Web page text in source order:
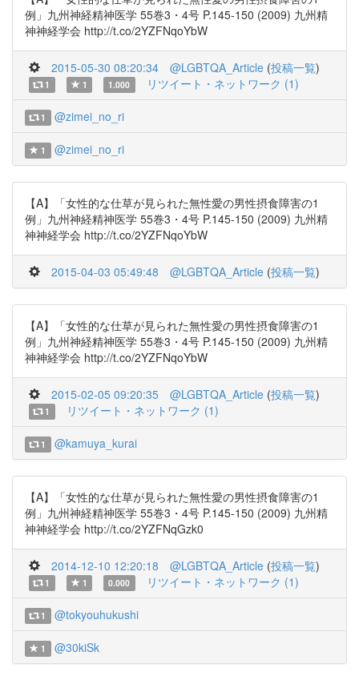
例」九州神経精神医学 55巻3・4号 P.145-150 (2009) 九州精
神神経学会 http://t.co/2YZFNqoYbW
2015-05-30 08:20:34 @LGBTQA_Article (投稿一覧)
1 1 1.000 リツイート・ネットワーク (1)
1 @zimei_no_ri
1 @zimei_no_ri
【A】「女性的な仕草が見られた無性愛の男性摂食障害の1
例」九州神経精神医学 55巻3・4号 P.145-150 (2009) 九州精
神神経学会 http://t.co/2YZFNqoYbW
2015-04-03 05:49:48 @LGBTQA_Article (投稿一覧)
【A】「女性的な仕草が見られた無性愛の男性摂食障害の1
例」九州神経精神医学 55巻3・4号 P.145-150 (2009) 九州精
神神経学会 http://t.co/2YZFNqoYbW
2015-02-05 09:20:35 @LGBTQA_Article (投稿一覧)
1 リツイート・ネットワーク (1)
1 @kamuya_kurai
【A】「女性的な仕草が見られた無性愛の男性摂食障害の1
例」九州神経精神医学 55巻3・4号 P.145-150 (2009) 九州精
神神経学会 http://t.co/2YZFNqGzk0
2014-12-10 12:20:18 @LGBTQA_Article (投稿一覧)
1 1 0.000 リツイート・ネットワーク (1)
1 @tokyouhukushi
1 @30kiSk